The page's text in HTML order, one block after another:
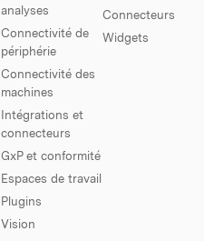
analyses
Connectivité de
périphérie
Connectivité des
machines
Intégrations et
connecteurs
GxP et conformité
Espaces de travail
Plugins
Vision
Connecteurs
Widgets